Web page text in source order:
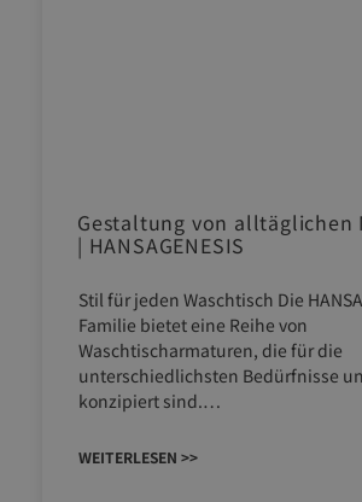
Gestaltung von alltäglichen
| HANSAGENESIS
Stil für jeden Waschtisch Die
Familie bietet eine Reihe von
Waschtischarmaturen, die für die
unterschiedlichsten Bedürfnisse
konzipiert sind.…
WEITERLESEN >>